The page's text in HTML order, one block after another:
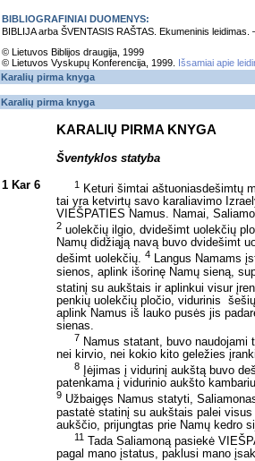
BIBLIOGRAFINIAI DUOMENYS:
BIBLIJA arba ŠVENTASIS RAŠTAS. Ekumeninis
© Lietuvos Biblijos draugija, 1999
© Lietuvos Vyskupų Konferencija, 1999.
Išsamiai apie
Karalių pirma knyga
Karalių pirma knyga
KARALIŲ PIRMA KNYGA
Šventyklos statyba
1 Kar 6 1
Keturi šimtai aštuoniasdešimtų
tai yra ketvirtų savo karaliavimo
VIEŠPATIES Namus. Namai,
2 uolekčių ilgio, dvidešimt uolekčių
Namų didžiąją navą buvo dvidešimt
dešimt uolekčių. 4 Langus Namams
sienos, aplink išorinę Namų sieną,
statinį su aukštais ir aplinkui visur
penkių uolekčių pločio, vidurinis
aplink Namus iš lauko pusės jis
sienas.
7 Namus statant, buvo
nei kirvio, nei kokio kito geležies
8 Įėjimas į vidurinį aukštą buvo
patenkama į vidurinio aukšto
9 Užbaigęs Namus statyti,
pastatė statinį su aukštais palei
aukščio, prijungtas prie Namų kedro
11 Tada Saliamoną pasiekė
pagal mano įstatus, paklusi mano